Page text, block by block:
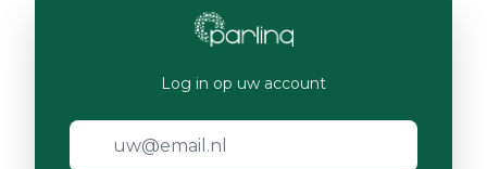
Log in op uw account